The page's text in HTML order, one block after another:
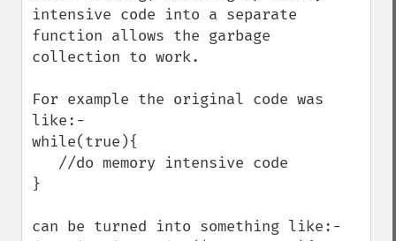
intensive code into a separate
function allows the garbage
collection to work.
For example the original code was
like:-
while(true){
}
can be turned into something like:-